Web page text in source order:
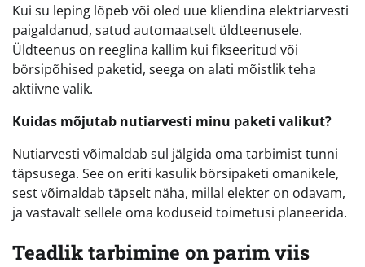
Kui su leping lõpeb või oled uue kliendina elektriarvesti
paigaldanud, satud automaatselt üldteenusele.
Üldteenus on reeglina kallim kui fikseeritud või
börsipõhised paketid, seega on alati mõistlik teha
aktiivne valik.
Kuidas mõjutab nutiarvesti minu paketi valikut?
Nutiarvesti võimaldab sul jälgida oma tarbimist tunni
täpsusega. See on eriti kasulik börsipaketi omanikele,
sest võimaldab täpselt näha, millal elekter on odavam,
ja vastavalt sellele oma koduseid toimetusi planeerida.
Teadlik tarbimine on parim viis